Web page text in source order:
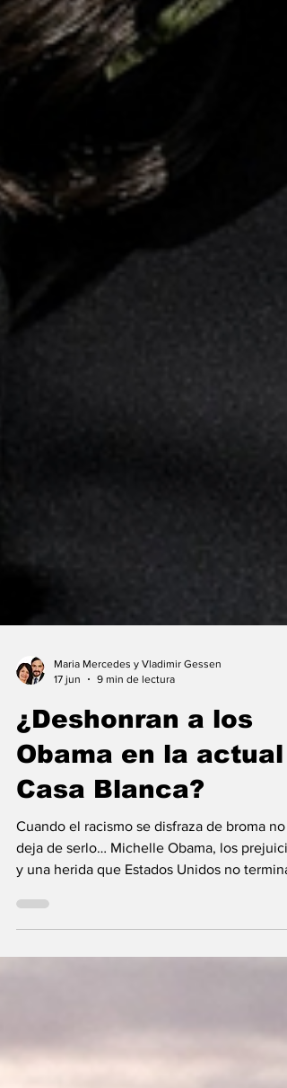
Maria Mercedes y Vladimir Gessen
17 jun
9 min de lectura
¿Deshonran a los
Obama en la actual
Casa Blanca?
y una herida que Estados Unidos no termina